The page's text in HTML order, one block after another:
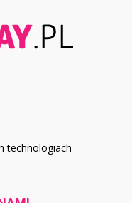
technologiach